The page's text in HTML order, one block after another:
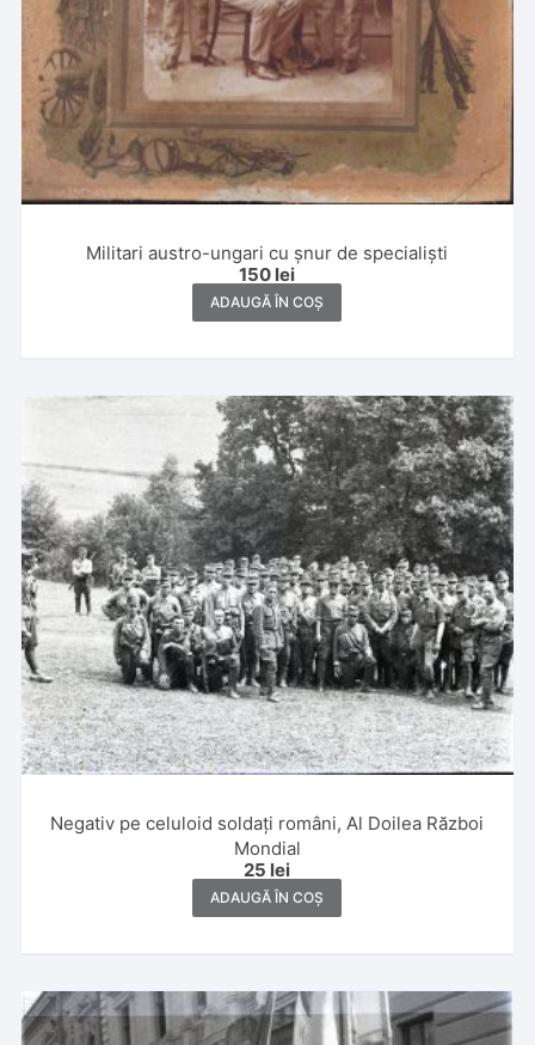
Militari austro-ungari cu șnur de specialiști
150 lei
ADAUGĂ ÎN COȘ
Negativ pe celuloid soldați români, Al Doilea Război
Mondial
25 lei
ADAUGĂ ÎN COȘ